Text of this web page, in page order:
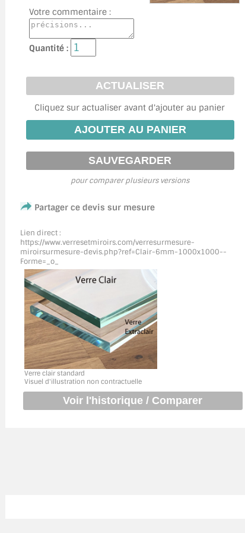
Votre commentaire :
Quantité :
Cliquez sur actualiser avant d'ajouter au panier
pour comparer plusieurs versions
Partager ce devis sur mesure
Lien direct :
https://www.verresetmiroirs.com/verresurmesure-
miroirsurmesure-devis.php?ref=Clair-6mm-1000x1000--
Forme=_o_
Verre clair standard
Visuel d'illustration non contractuelle